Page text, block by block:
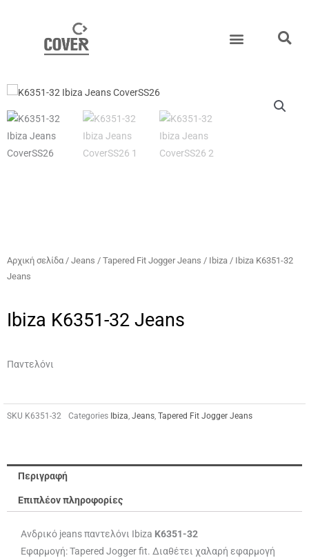
περιεχόμενο
Αρχική σελίδα / Jeans / Tapered Fit Jogger Jeans / Ibiza / Ibiza K6351-32
Jeans
Ibiza K6351-32 Jeans
Παντελόνι
SKU K6351-32 Categories Ibiza, Jeans, Tapered Fit Jogger Jeans
Περιγραφή
Επιπλέον πληροφορίες
Ανδρικό jeans παντελόνι Ibiza K6351-32
Εφαρμογή: Tapered Jogger fit. Διαθέτει χαλαρή εφαρμογή